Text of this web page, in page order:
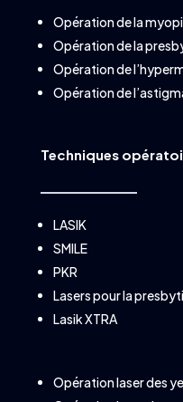
Opération de la
Opération de la
Opération de
Opération de
Techniques
LASIK
SMILE
PKR
Lasers pour la
Lasik XTRA
Opération laser des